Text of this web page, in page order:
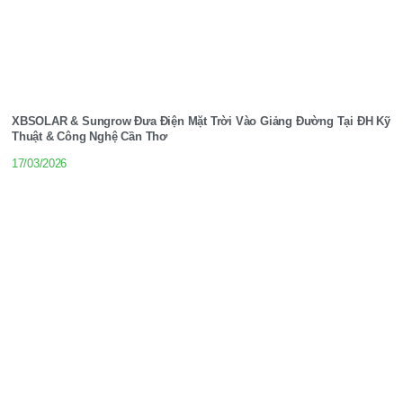
XBSOLAR & Sungrow Đưa Điện Mặt Trời Vào Giảng Đường Tại ĐH Kỹ
Thuật & Công Nghệ Cần Thơ
17/03/2026